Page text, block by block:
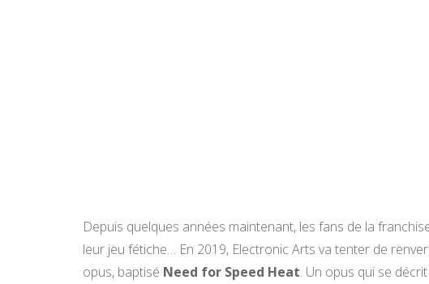
Depuis quelques années maintenant, les fans de la
leur jeu fétiche… En 2019, Electronic Arts va tenter de
opus, baptisé Need for Speed Heat. Un opus qui se